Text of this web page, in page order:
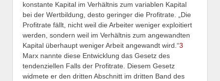
konstante Kapital im Verhältnis zum variablen Kapital
bei der Wertbildung, desto geringer die Profitrate. „Die
Profitrate fällt, nicht weil die Arbeiter weniger exploitiert
werden, sondern weil im Verhältnis zum angewandten
Kapital überhaupt weniger Arbeit angewandt wird.“3
Marx nannte diese Entwicklung das Gesetz des
tendenziellen Falls der Profitrate. Diesem Gesetz
widmete er den dritten Abschnitt im dritten Band des